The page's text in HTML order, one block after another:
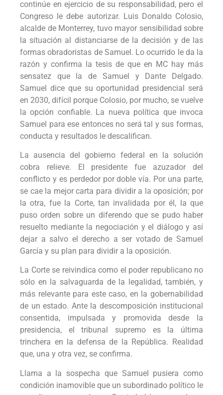
continúe en ejercicio de su responsabilidad, pero el
Congreso le debe autorizar. Luis Donaldo Colosio,
alcalde de Monterrey, tuvo mayor sensibilidad sobre
la situación al distanciarse de la decisión y de las
formas obradoristas de Samuel. Lo ocurrido le da la
razón y confirma la tesis de que en MC hay más
sensatez que la de Samuel y Dante Delgado.
Samuel dice que su oportunidad presidencial será
en 2030, difícil porque Colosio, por mucho, se vuelve
la opción confiable. La nueva política que invoca
Samuel para ese entonces no será tal y sus formas,
conducta y resultados le descalifican.
La ausencia del gobierno federal en la solución
cobra relieve. El presidente fue azuzador del
conflicto y es perdedor por doble vía. Por una parte,
se cae la mejor carta para dividir a la oposición; por
la otra, fue la Corte, tan invalidada por él, la que
puso orden sobre un diferendo que se pudo haber
resuelto mediante la negociación y el diálogo y así
dejar a salvo el derecho a ser votado de Samuel
García y su plan para dividir a la oposición.
La Corte se reivindica como el poder republicano no
sólo en la salvaguarda de la legalidad, también, y
más relevante para este caso, en la gobernabilidad
de un estado. Ante la descomposición institucional
consentida, impulsada y promovida desde la
presidencia, el tribunal supremo es la última
trinchera en la defensa de la República. Realidad
que, una y otra vez, se confirma.
Llama a la sospecha que Samuel pusiera como
condición inamovible que un subordinado político le